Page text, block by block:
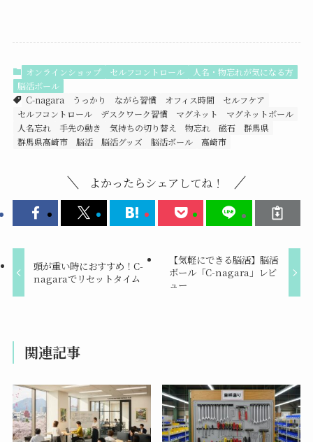
オンラインショップ セルフコントロール
人名・物忘れが気になる方
脳活ボール
C-nagara
うっかり ながら習慣 オフィス時間
セルフケア
セルフコントロール
デスクワーク習慣 マグネット
マグネットボール
人名忘れ
手先の動き 気持ちの切り替え 物忘れ 磁石
群馬県
群馬県高崎市
脳活 脳活グッズ 脳活ボール 高崎市
よかったらシェアしてね！
頭が重い時におすすめ！C-
nagaraでリセットタイム
【気軽にできる脳活】脳活
ボール「C-nagara」レビ
ュー
関連記事